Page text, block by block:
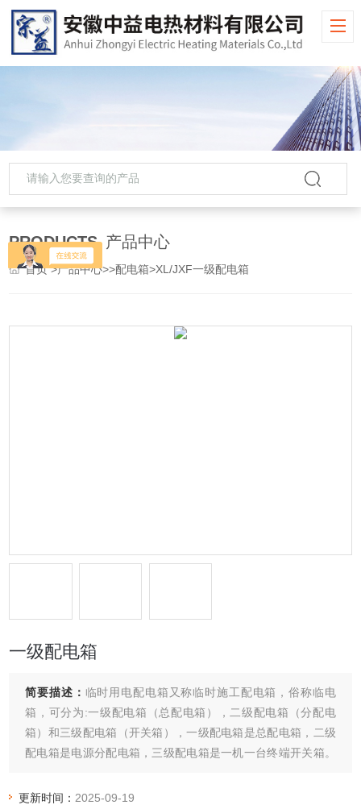
PRODUCTS 产品中心
首页>产品中心>>配电箱>XL/JXF一级配电箱
一级配电箱
简要描述： 临时用电配电箱又称临时施工配电箱，俗称临电
箱，可分为:一级配电箱（总配电箱），二级配电箱（分配电
箱）和三级配电箱（开关箱），一级配电箱是总配电箱，二级
配电箱是电源分配电箱，三级配电箱是一机一台终端开关箱。
择性、灵敏性。
更新时间： 2025-09-19